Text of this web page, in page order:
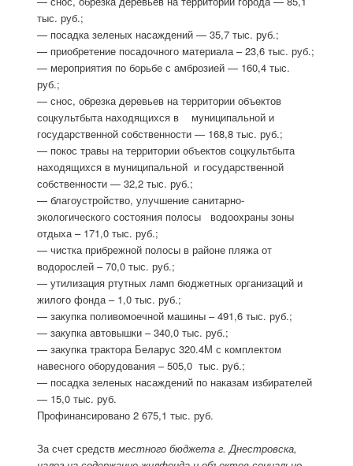
тыс. руб.;
— посадка зеленых насаждений — 35,7 тыс. руб.;
— приобретение посадочного материала – 23,6 тыс. руб.;
— мероприятия по борьбе с амброзией — 160,4 тыс.
руб.;
— снос, обрезка деревьев на территории объектов
соцкультбыта находящихся в муниципальной и
государственной собственности — 168,8 тыс. руб.;
— покос травы на территории объектов соцкультбыта
находящихся в муниципальной и государственной
собственности — 32,2 тыс. руб.;
— благоустройство, улучшение санитарно-
экологического состояния полосы водоохраны зоны
отдыха – 171,0 тыс. руб.;
— чистка прибрежной полосы в районе пляжа от
водорослей – 70,0 тыс. руб.;
— утилизация ртутных ламп бюджетных организаций и
жилого фонда – 1,0 тыс. руб.;
— закупка поливомоечной машины – 491,6 тыс. руб.;
— закупка автовышки – 340,0 тыс. руб.;
— закупка трактора Беларус 320.4М с комплектом
навесного оборудования – 505,0 тыс. руб.;
— посадка зеленых насаждений по наказам избирателей
— 15,0 тыс. руб.
Профинансировано 2 675,1 тыс. руб.
За счет средствместного бюджета г. Днестровска,